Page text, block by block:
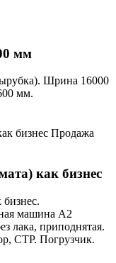
мм
Шрина 16000
мм.
Продажа
как бизнес
машина А2
лака, приподнятая.
СТР. Погрузчик.